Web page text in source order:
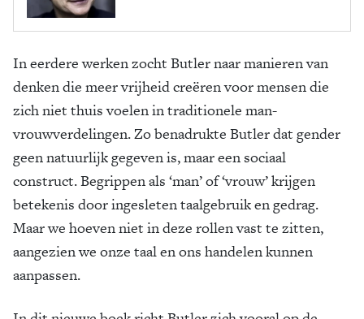
In eerdere werken zocht Butler naar manieren van
denken die meer vrijheid creëren voor mensen die
zich niet thuis voelen in traditionele man-
vrouwverdelingen. Zo benadrukte Butler dat gender
geen natuurlijk gegeven is, maar een sociaal
construct. Begrippen als ‘man’ of ‘vrouw’ krijgen
betekenis door ingesleten taalgebruik en gedrag.
Maar we hoeven niet in deze rollen vast te zitten,
aangezien we onze taal en ons handelen kunnen
aanpassen.